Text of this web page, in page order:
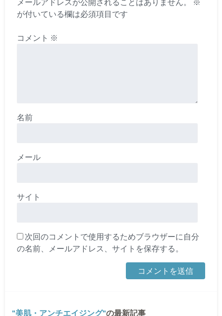
が付いている欄は必須項目です
コメント ※
名前
メール
サイト
次回のコメントで使用するためブラウザーに自分
の名前、メールアドレス、サイトを保存する。
美肌・アンチエイジング の最新記事